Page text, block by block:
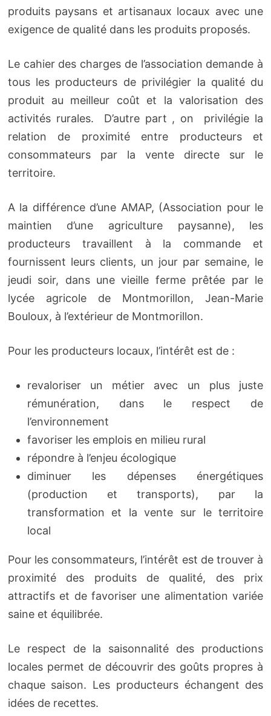
produits paysans et artisanaux locaux avec une
exigence de qualité dans les produits proposés.
Le cahier des charges de l’association demande à
tous les producteurs de privilégier la qualité du
produit au meilleur coût et la valorisation des
activités rurales. D’autre part , on privilégie la
relation de proximité entre producteurs et
consommateurs par la vente directe sur le
territoire.
A la différence d’une AMAP, (Association pour le
maintien d’une agriculture paysanne), les
producteurs travaillent à la commande et
fournissent leurs clients, un jour par semaine, le
jeudi soir, dans une vieille ferme prêtée par le
lycée agricole de Montmorillon, Jean-Marie
Bouloux, à l’extérieur de Montmorillon.
Pour les producteurs locaux, l’intérêt est de :
revaloriser un métier avec un plus juste
rémunération, dans le respect de
l’environnement
favoriser les emplois en milieu rural
répondre à l’enjeu écologique
diminuer les dépenses énergétiques
(production et transports), par la
transformation et la vente sur le territoire
local
Pour les consommateurs, l’intérêt est de trouver à
proximité des produits de qualité, des prix
attractifs et de favoriser une alimentation variée
saine et équilibrée.
Le respect de la saisonnalité des productions
locales permet de découvrir des goûts propres à
chaque saison. Les producteurs échangent des
idées de recettes.